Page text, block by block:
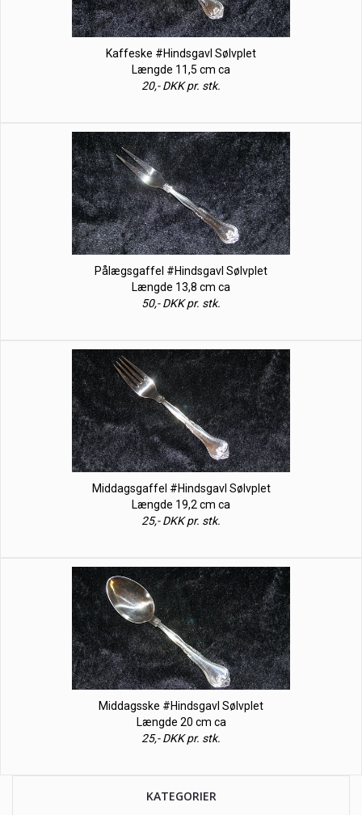
Kaffeske #Hindsgavl Sølvplet
Længde 11,5 cm ca
20,- DKK pr. stk.
Pålægsgaffel #Hindsgavl Sølvplet
Længde 13,8 cm ca
50,- DKK pr. stk.
Middagsgaffel #Hindsgavl Sølvplet
Længde 19,2 cm ca
25,- DKK pr. stk.
Middagsske #Hindsgavl Sølvplet
Længde 20 cm ca
25,- DKK pr. stk.
KATEGORIER